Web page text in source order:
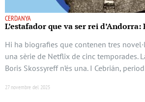
CERDANYA
L’estafador que va ser rei d’Andorra:
Hi ha biografies que contenen tres
una sèrie de Netflix de cinc temporades.
Boris Skossyreff n’és una. I Cebrián,
27 novembre del 2025